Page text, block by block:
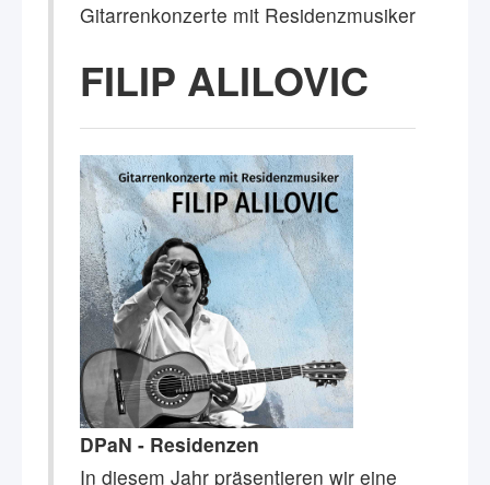
Gitarrenkonzerte mit Residenzmusiker
FILIP ALILOVIC
DPaN - Residenzen
In diesem Jahr präsentieren wir eine